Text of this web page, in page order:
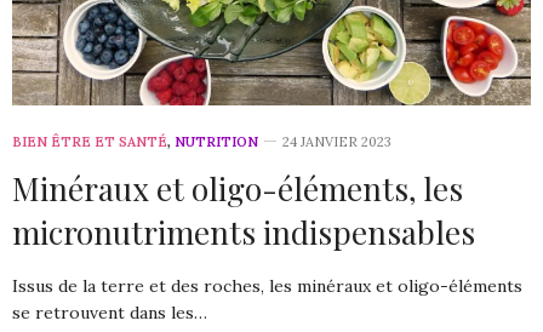
BIEN ÊTRE ET SANTÉ, NUTRITION 24 JANVIER 2023
Minéraux et oligo-éléments, les
micronutriments indispensables
Issus de la terre et des roches, les minéraux et oligo-éléments
se retrouvent dans les…